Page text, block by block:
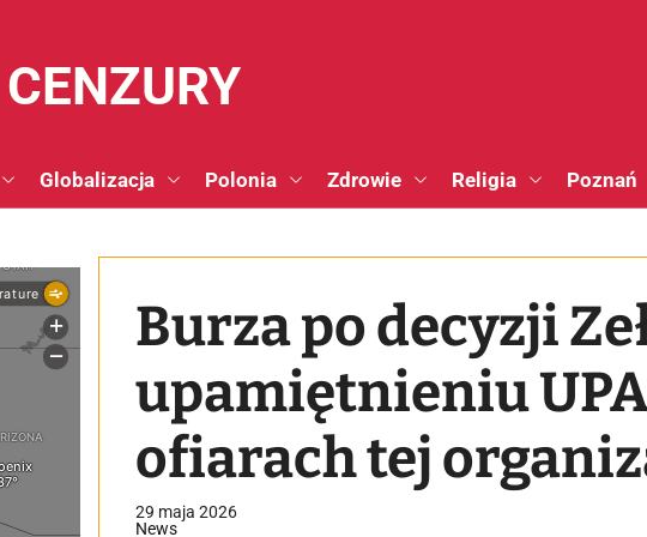
Globalizacja Polonia Zdrowie Religia Poznań
Burza po decyzji
upamiętnieniu
ofiarach tej
29 maja 2026
News